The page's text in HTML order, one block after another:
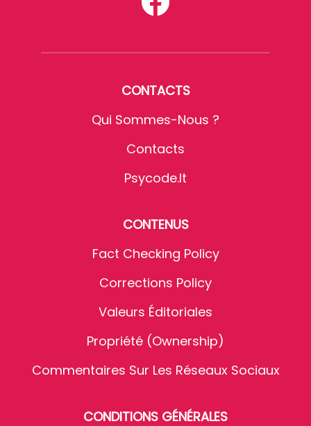
CONTACTS
Qui Sommes-Nous ?
Contacts
Psycode.it
CONTENUS
Fact Checking Policy
Corrections Policy
Valeurs Éditoriales
Propriété (Ownership)
Commentaires Sur Les Réseaux Sociaux
CONDITIONS GÉNÉRALES